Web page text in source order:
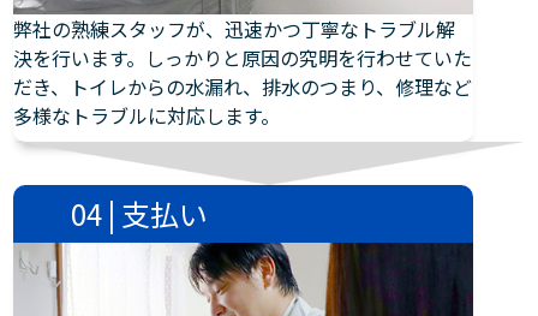
弊社の熟練スタッフが、迅速かつ丁寧なトラブル解
決を行います。しっかりと原因の究明を行わせていた
だき、トイレからの水漏れ、排水のつまり、修理など
多様なトラブルに対応します。
04 | 支払い